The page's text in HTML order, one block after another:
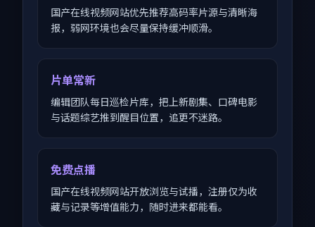
国产在线视频网站优先推荐高码率片源与清晰海
报，弱网环境也会尽量保持缓冲顺滑。
片单常新
编辑团队每日巡检片库，把上新剧集、口碑电影
与话题综艺推到醒目位置，追更不迷路。
免费点播
国产在线视频网站开放浏览与试播，注册仅为收
藏与记录等增值能力，随时进来都能看。